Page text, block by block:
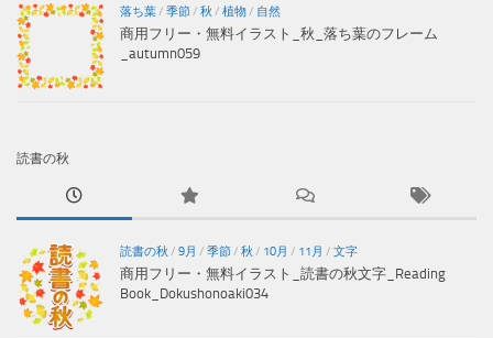
落ち葉/ 季節/ 秋 / 植物/ 自然
商用フリー・無料イラスト_秋_落ち葉のフレーム
_autumn059
読書の秋
読書の秋 / 9月 / 季節/ 秋 / 10月 / 11月 / 文字
商用フリー・無料イラスト_読書の秋文字_Reading
Book_Dokushonoaki034